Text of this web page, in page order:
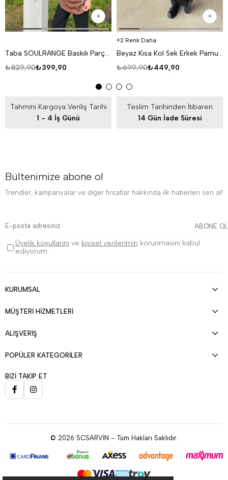
Taba SOULRANGE Baskılı Parçalı Oversize T-SHIRT PNC 1009
₺399,90
₺829,90
2 Renk Daha
Beyaz Kısa Kol Sek Erkek Pamuk Likralı T-SHİRT SC
₺449,90
₺699,90
Tahmini Kargoya Veriliş Tarihi
1 - 4 İş Günü
Teslim Tarihinden İtibaren
14 Gün İade Süresi
Bültenimize abone ol
Trendler, kampanyalar ve diğer fırsatlar hakkında ilk haberleri sen al!
ABONE OL
Üyelik koşullarını ve kişisel verilerimin korunmasını kabul
ediyorum.
KURUMSAL
MÜŞTERİ HİZMETLERİ
ALIŞVERİŞ
POPÜLER KATEGORİLER
BİZİ TAKİP ET
© 2026 SCSARVİN - Tüm Hakları Saklıdır.